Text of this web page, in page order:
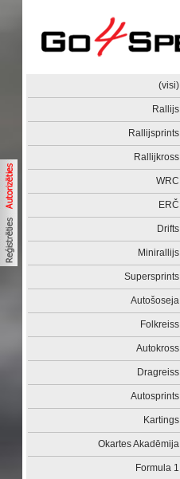
(visi)
Rallijs
Rallijsprints
Rallijkross
WRC
ERČ
Drifts
Minirallijs
Supersprints
Autošoseja
Folkreiss
Autokross
Dragreiss
Autosprints
Kartings
Okartes Akadēmija
Formula 1